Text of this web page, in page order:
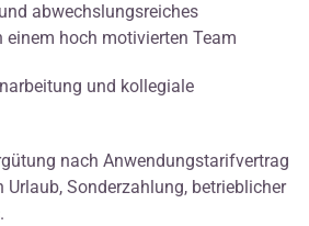
abwechslungsreiches
einem hoch motivierten Team
und kollegiale
nach Anwendungstarifvertrag
Urlaub, Sonderzahlung, betrieblicher